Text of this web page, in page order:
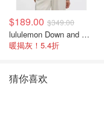
$189.00 $349.00
lululemon Down and Around 羽绒夹克
暖揭灰！5.4折
猜你喜欢